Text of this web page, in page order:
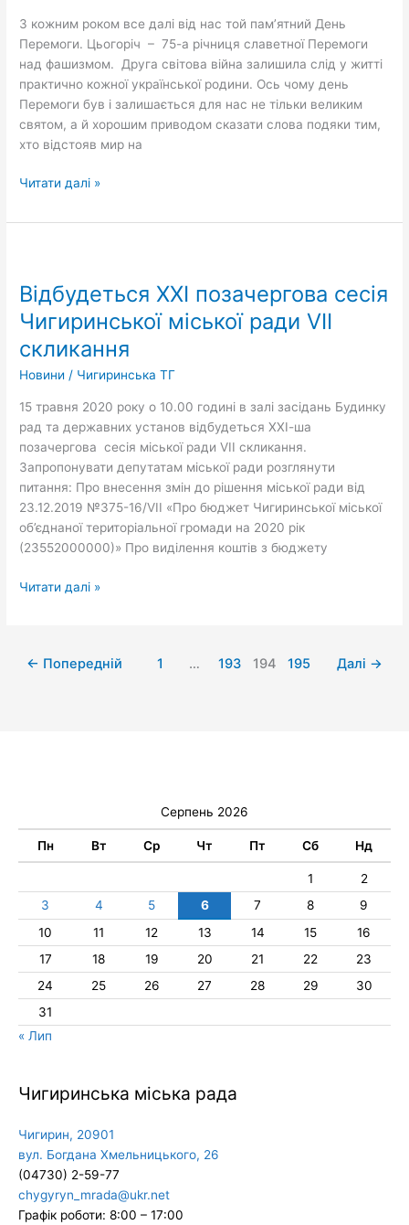
З кожним роком все далі від нас той пам’ятний День
Перемоги. Цьогоріч – 75-а річниця славетної Перемоги
над фашизмом. Друга світова війна залишила слід у житті
практично кожної української родини. Ось чому день
Перемоги був і залишається для нас не тільки великим
святом, а й хорошим приводом сказати слова подяки тим,
хто відстояв мир на
з
днем
Перемоги
Читати далі »
Відбудеться ХХІ позачергова сесія
Чигиринської міської ради VII
скликання
Новини / Чигиринська ТГ
15 травня 2020 року о 10.00 годині в залі засідань Будинку
рад та державних установ відбудеться ХХІ-ша
позачергова сесія міської ради VIІ скликання.
Запропонувати депутатам міської ради розглянути
питання: Про внесення змін до рішення міської ради від
23.12.2019 №375-16/VІІ «Про бюджет Чигиринської міської
об’єднаної територіальної громади на 2020 рік
(23552000000)» Про виділення коштів з бюджету
позачергова
сесія
Чигиринської
міської
ради
скликання
Читати далі »
← Попередній 1 … 193 194 195 Далі →
Серпень 2026
Пн Вт Ср Чт Пт Сб Нд
1
2
3
4 5 6 7 8
9
10
11 12 13 14 15
16
17
18 19 20 21 22
23
24
25 26 27 28 29
30
31
« Лип
Чигиринська міська рада
Чигирин, 20901
вул. Богдана Хмельницького, 26
(04730) 2-59-77
chygyryn_mrada@ukr.net
Графік роботи: 8:00 – 17:00